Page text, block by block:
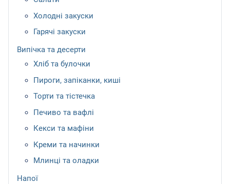
Холодні закуски
Гарячі закуски
Випічка та десерти
Хліб та булочки
Пироги, запіканки, киші
Торти та тістечка
Печиво та вафлі
Кекси та мафіни
Креми та начинки
Млинці та оладки
Напої